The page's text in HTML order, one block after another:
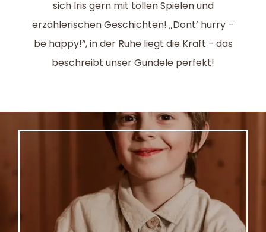
sich Iris gern mit tollen Spielen und
erzählerischen Geschichten! „Dont’ hurry –
be happy!“, in der Ruhe liegt die Kraft - das
beschreibt unser Gundele perfekt!